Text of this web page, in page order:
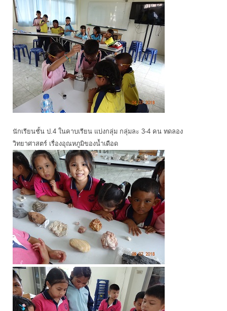
นักเรียนชั้น ป.4 ในคาบเรียน แบ่งกลุ่ม กลุ่มละ 3-4 คน ทดลอง
วิทยาศาสตร์ เรื่องอุณหภูมิของน้ำเดือด